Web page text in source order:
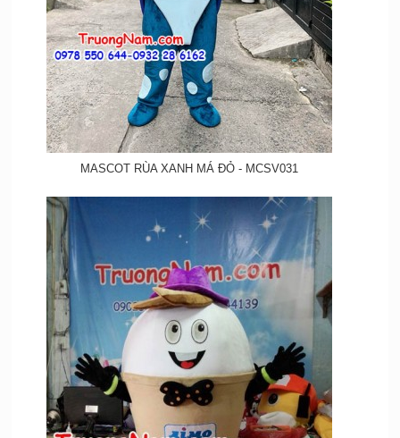
MASCOT RÙA XANH MÁ ĐỎ - MCSV031